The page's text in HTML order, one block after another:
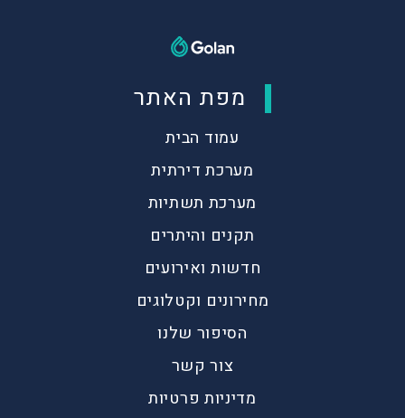
מפת האתר
עמוד הבית
מערכת דירתית
מערכת תשתיות
תקנים והיתרים
חדשות ואירועים
מחירונים וקטלוגים
הסיפור שלנו
צור קשר
מדיניות פרטיות